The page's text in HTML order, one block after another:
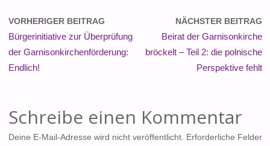
VORHERIGER BEITRAG
Bürgerinitiative zur Überprüfung
der Garnisonkirchenförderung:
Endlich!
NÄCHSTER BEITRAG
Beirat der Garnisonkirche
bröckelt – Teil 2: die polnische
Perspektive fehlt
Schreibe einen Kommentar
Deine E-Mail-Adresse wird nicht veröffentlicht.
Erforderliche Felder